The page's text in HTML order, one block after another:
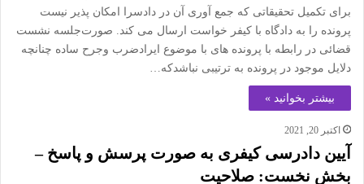
برای تکمیل تحقیقاتی که جمع آوری آن در دادسرا امکان پذیر نیست
پرونده را به دادگاه با کیفر خواست ارسال می کند. صورت‌جلسه نشست
قضائی در رابطه با پرونده های با موضوع ایرادضرب وجرح ساده چنانچه
دلایل موجود در پرونده به ترتیبی نباشدکه…
بیشتر بخوانید »
اکتبر 20, 2021
آیین دادرسی کیفری به صورت پرسش و پاسخ –
بخش نخست: صلاحیت